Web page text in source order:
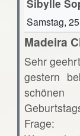
Sibylle
Samstag,
Madeira
Sehr
gestern
Frage: